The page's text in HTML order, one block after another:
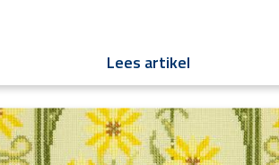
Lees artikel